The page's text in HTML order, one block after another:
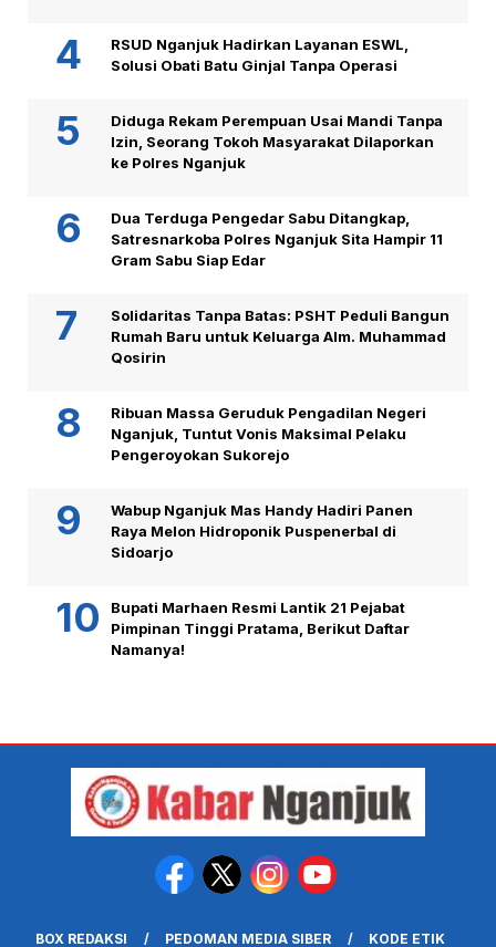
RSUD Nganjuk Hadirkan Layanan ESWL,
Solusi Obati Batu Ginjal Tanpa Operasi
Diduga Rekam Perempuan Usai Mandi Tanpa
Izin, Seorang Tokoh Masyarakat Dilaporkan
ke Polres Nganjuk
Dua Terduga Pengedar Sabu Ditangkap,
Satresnarkoba Polres Nganjuk Sita Hampir 11
Gram Sabu Siap Edar
Solidaritas Tanpa Batas: PSHT Peduli Bangun
Rumah Baru untuk Keluarga Alm. Muhammad
Qosirin
Ribuan Massa Geruduk Pengadilan Negeri
Nganjuk, Tuntut Vonis Maksimal Pelaku
Pengeroyokan Sukorejo
Wabup Nganjuk Mas Handy Hadiri Panen
Raya Melon Hidroponik Puspenerbal di
Sidoarjo
Bupati Marhaen Resmi Lantik 21 Pejabat
Pimpinan Tinggi Pratama, Berikut Daftar
Namanya!
BOX REDAKSI PEDOMAN MEDIA SIBER KODE ETIK